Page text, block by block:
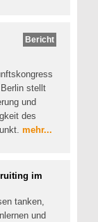
Bericht
stellt
und
des
mehr...
im
tanken,
und